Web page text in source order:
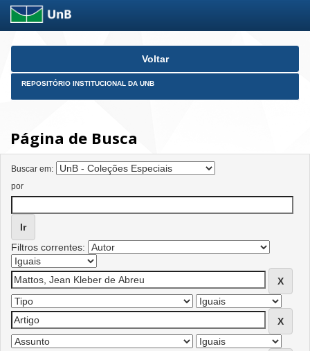
Skip
Voltar
REPOSITÓRIO INSTITUCIONAL DA UNB
Página de Busca
Buscar em:
por
Filtros correntes: